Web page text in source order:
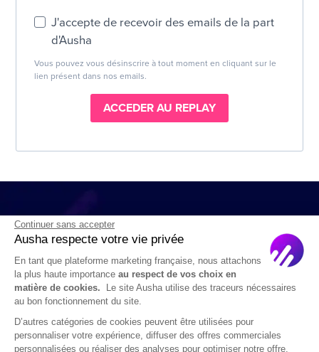
J'accepte de recevoir des emails de la part
d'Ausha
Vous pouvez vous désinscrire à tout moment en cliquant sur le
lien présent dans nos emails.
ACCEDER AU REPLAY
Plus qu’un hébergeur, une seule et unique plateforme
avec tous les outils de diffusion, de communication et
Continuer sans accepter
Ausha respecte votre vie privée
En tant que plateforme marketing française, nous attachons
la plus haute importance au respect de vos choix en
matière de cookies.
Le site Ausha utilise des traceurs nécessaires
au bon fonctionnement du site.
D’autres catégories de cookies peuvent être utilisées pour
personnaliser votre expérience, diffuser des offres commerciales
personnalisées ou réaliser des analyses pour optimiser notre offre.